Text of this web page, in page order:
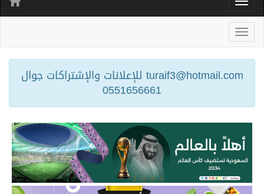
turaif3@hotmail.com للإعلانات والإشتراكات جوال
0551656661